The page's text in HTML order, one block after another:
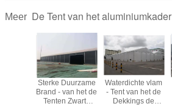
Meer De Tent van het aluminiumkader
Sterke Duurzame
Brand - van het de
Tenten Zwarte
Waterdichte vlam
- Tent van het de
Dekkings de